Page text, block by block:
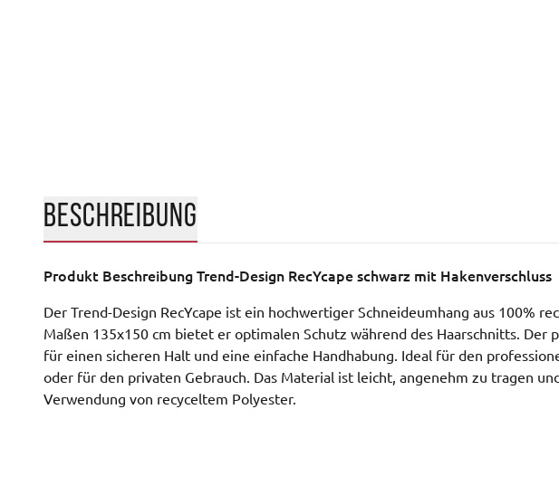
BESCHREIBUNG
Produkt Beschreibung Trend-Design RecYcape schwarz mit Hakenverschluss
Der Trend-Design RecYcape ist ein hochwertiger Schneideumhang aus 100%
Maßen 135x150 cm bietet er optimalen Schutz während des Haarschnitts. Der
für einen sicheren Halt und eine einfache Handhabung. Ideal für den
oder für den privaten Gebrauch. Das Material ist leicht, angenehm zu tragen
Verwendung von recyceltem Polyester.